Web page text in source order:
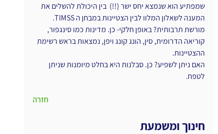
שמפתיע הוא שנמצא יחס ישר (!!)  בין היכולת להשלים את
המענה לשאלון המלוו לבין הצטיינות במבחן ה TIMSS.
מורשת תרבותית? באופן חלקי- כן. מדינות כמו סינגפור,
קוריאה הדרומית, סין, הונג קונג ויפן, נמצאות בראש רשימת
ההצטיינות.
האם ניתן לשפיע? כן. סבלנות היא בחלט מיומנות שניתן
לטפח.
חזרה
חינוך ומשמעת